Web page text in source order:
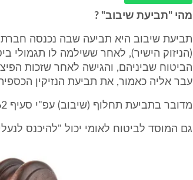
מהי "תביעת שיבוב" ?
תביעת שיבוב היא תביעה שבה נכנסה
(הניזוק הישיר), לאחר ששילמה לו תגמולי
הביטוח שביניהם, והגישה לאחר שזכות
עבר אליה כאמור, את תביעת הנזיקין
מדובר בתביעת תחלוף (שיבוב) עפ"י סעיף 62 לחוק חוזה הביטוח, התשמ"א - 1981.
גם המוסד לביטוח לאומי יכול "להיכנס